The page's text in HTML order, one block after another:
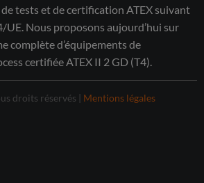
tests et de certification ATEX suivant
Nous proposons aujourd’hui sur
complète d’équipements de
certifiée ATEX II 2 GD (T4).
droits réservés | Mentions légales